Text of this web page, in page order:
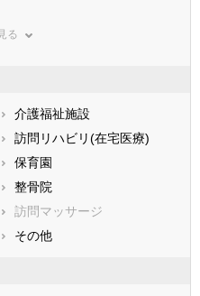
三重県
大阪府
徳島県
る
介護福祉施設
訪問リハビリ(在宅医療)
保育園
整骨院
訪問マッサージ
その他